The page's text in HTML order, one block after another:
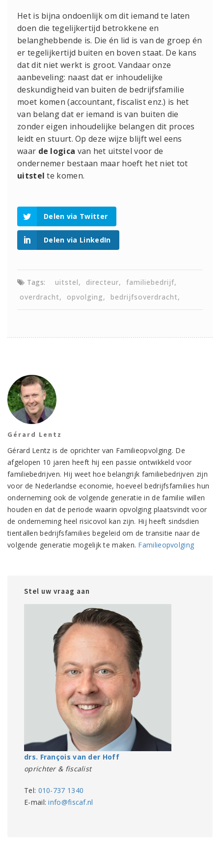
Het is bijna ondoenlijk om dit iemand te laten
doen die tegelijkertijd betrokkene en
belanghebbende is. Die én lid is van de groep én
er tegelijkertijd buiten en boven staat. De kans
dat dit niet werkt is groot. Vandaar onze
aanbeveling: naast dat er inhoudelijke
deskundigheid van buiten de bedrijfsfamilie
moet komen (accountant, fiscalist enz.) is het
van belang dat er iemand is van buiten die
zonder eigen inhoudelijke belangen dit proces
leidt en stuurt. Op deze wijze blijft wel eens
waar de logica van het uitstel voor de
ondernemer bestaan maar hoeft het niet tot
uitstelte komen.
Delen via Twitter
Delen via LinkedIn
Tags: uitstel directeur
familiebedrijf
overdracht
opvolging bedrijfsoverdracht
Gérard Lentz
Gérard Lentz is de oprichter van Familieopvolging. De
afgelopen 10 jaren heeft hij een passie ontwikkeld voor
familiebedrijven. Hij weet hoe belangrijk familiebedrijven zijn
voor de Nederlandse economie, hoeveel bedrijfsfamilies hun
onderneming ook de volgende generatie in de familie willen
houden en dat de periode waarin opvolging plaatsvindt voor
de onderneming heel risicovol kan zijn. Hij heeft sindsdien
tientallen bedrijfsfamilies begeleid om de transitie naar de
volgende generatie mogelijk te maken. Familieopvolging
Stel uw vraag aan
drs. François van der Hoff
oprichter & fiscalist
Tel: 010-737 1340
E-mail:info@fiscaf.nl